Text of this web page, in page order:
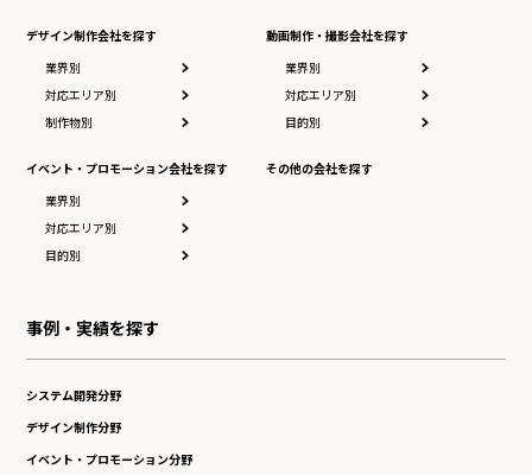
デザイン制作会社を探す
業界別
対応エリア別
制作物別
イベント・プロモーション会社を探す
業界別
対応エリア別
目的別
動画制作・撮影会社を探す
業界別
対応エリア別
目的別
その他の会社を探す
事例・実績を探す
システム開発分野
デザイン制作分野
イベント・プロモーション分野